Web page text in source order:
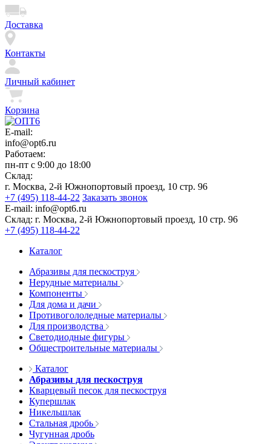
Доставка
Контакты
Личный кабинет
Корзина
E-mail:
info@opt6.ru
Работаем:
пн-пт с 9:00 до 18:00
Склад:
г. Москва, 2-й Южнопортовый проезд, 10 стр. 96
+7 (495) 118-44-22 Заказать звонок
E-mail: info@opt6.ru
Склад: г. Москва, 2-й Южнопортовый проезд, 10 стр. 96
+7 (495) 118-44-22
Каталог
Абразивы для пескоструя
Нерудные материалы
Компоненты
Для дома и дачи
Противогололедные материалы
Для производства
Светодиодные фигуры
Общестроительные материалы
Каталог
Абразивы для пескоструя
Кварцевый песок для пескоструя
Купершлак
Никельшлак
Стальная дробь
Чугунная дробь